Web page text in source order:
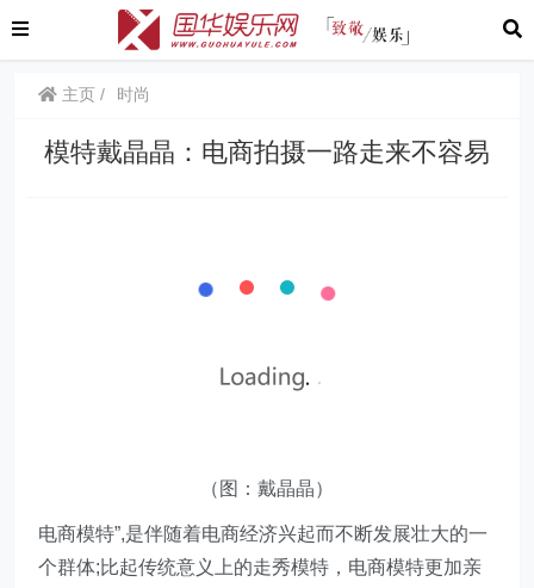
主页 时尚
模特戴晶晶：电商拍摄一路走来不容易
（图：戴晶晶）
电商模特”,是伴随着电商经济兴起而不断发展壮大的一
个群体;比起传统意义上的走秀模特，电商模特更加亲